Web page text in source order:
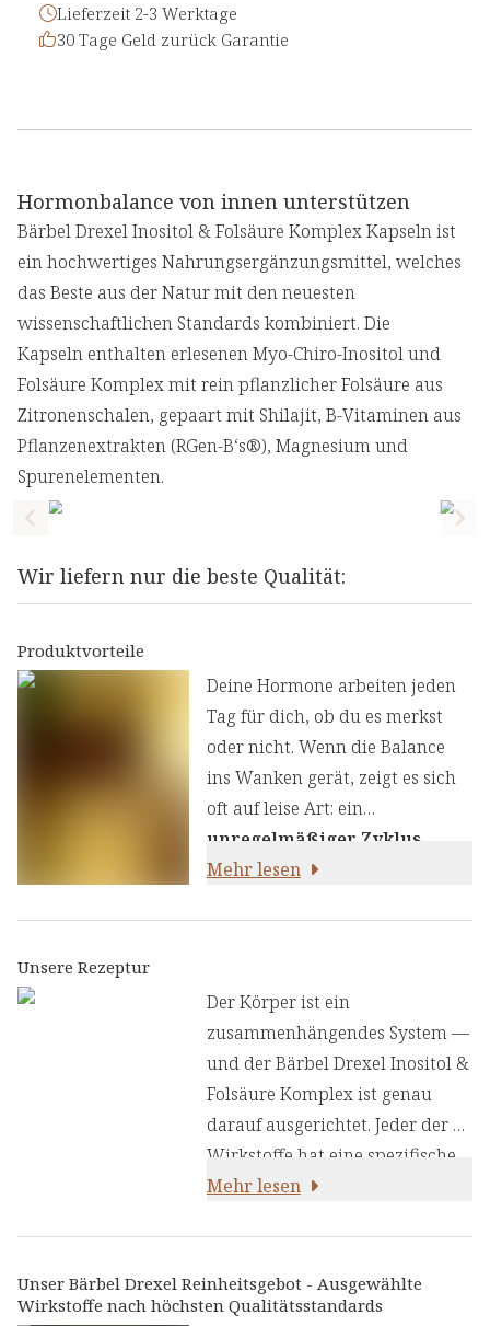
Lieferzeit 2-3 Werktage
30 Tage Geld zurück Garantie
Hormonbalance von innen unterstützen
Bärbel Drexel Inositol & Folsäure Komplex Kapseln ist
ein hochwertiges Nahrungsergänzungsmittel, welches
das Beste aus der Natur mit den neuesten
wissenschaftlichen Standards kombiniert. Die
Kapseln enthalten erlesenen Myo-Chiro-Inositol und
Folsäure Komplex mit rein pflanzlicher Folsäure aus
Zitronenschalen, gepaart mit Shilajit, B-Vitaminen aus
Pflanzenextrakten (RGen-B‘s®), Magnesium und
Spurenelementen.
Previous slide
Wir liefern nur die beste Qualität:
Produktvorteile
Deine Hormone arbeiten jeden
Tag für dich, ob du es merkst
oder nicht. Wenn die Balance
ins Wanken gerät, zeigt es sich
oft auf leise Art: ein
unregelmäßiger Zyklus
anhaltende Müdigkeit
über das Grundlegende
hinausgeht.
Mehr lesen
Unsere Rezeptur
Der Körper ist ein
zusammenhängendes System —
und der Bärbel Drexel Inositol &
Folsäure Komplex ist genau
darauf ausgerichtet. Jeder der 16
Wirkstoffe hat eine spezifische
Aufgabe; gemeinsam sprechen
Hormonwohlbefindens in einer
einzigen täglichen Routine an.
Mehr lesen
Unser Bärbel Drexel Reinheitsgebot - Ausgewählte
Wirkstoffe nach höchsten Qualitätsstandards